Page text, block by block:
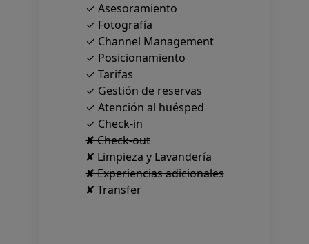
✓ Asesoramiento
✓ Fotografía
✓ Channel Management
✓ Posicionamiento
✓ Tarifas
✓ Gestión de reservas
✓ Atención al huésped
✓ Check-in
✘ Check-out
✘ Limpieza y Lavandería
✘ Experiencias adicionales
✘ Transfer